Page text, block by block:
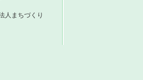
人まちづくり